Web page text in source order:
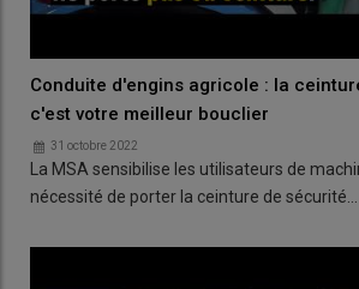
Conduite d'engins agricole : la
c'est votre meilleur bouclier
31 octobre 2022
La MSA sensibilise les utilisateurs de
nécessité de porter la ceinture de sécurité…